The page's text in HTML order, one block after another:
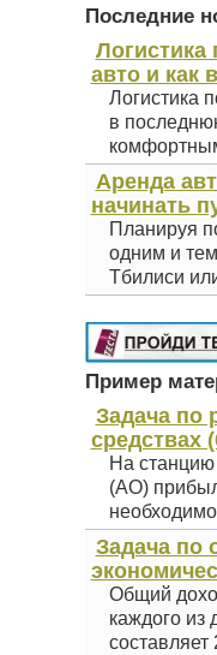
Последние
Логистика
авто и как
Логистика
в
Аренда
начинать
Планируя
одним и
Тбилиси
Пример
Задача по
средствах
На
(АО)
Задача по
Общий
каждого из
составляет